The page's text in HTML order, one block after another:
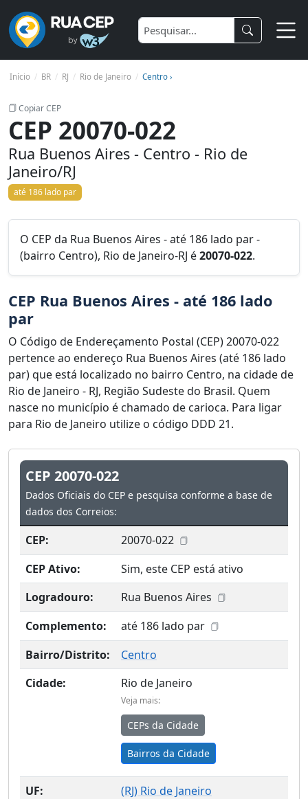
Início BR RJ Rio de Janeiro Centro ›
Copiar CEP
CEP 20070-022
Rua Buenos Aires - Centro - Rio de
Janeiro/RJ
até 186 lado par
O CEP da Rua Buenos Aires - até 186 lado par -
(bairro Centro), Rio de Janeiro-RJ é20070-022.
CEP Rua Buenos Aires - até 186 lado
par
O Código de Endereçamento Postal (CEP) 20070-022
pertence ao endereço Rua Buenos Aires (até 186 lado
par) que está localizado no bairro Centro, na cidade de
Rio de Janeiro - RJ, Região Sudeste do Brasil. Quem
nasce no município é chamado de carioca. Para ligar
para Rio de Janeiro utilize o código DDD 21.
CEP 20070-022
Dados Oficiais do CEP e pesquisa conforme a base de
dados dos Correios:
CEP:
20070-022
CEP Ativo:
Sim, este CEP está ativo
Logradouro:
Rua Buenos Aires
Complemento:
até 186 lado par
Bairro/Distrito:
Centro
Cidade:
Rio de Janeiro
Veja mais:
CEPs da Cidade
Bairros da Cidade
UF: (RJ) Rio de Janeiro